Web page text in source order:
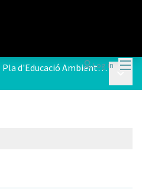
Log in
Procés per a l'elaboració del Pla d'Educació Ambiental de Sant Vicenç dels Horts
Main